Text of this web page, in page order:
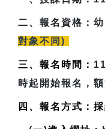
二、報名資格：
對象不同)
三、報名時間：
時起開始報名，額
四、報名方式：